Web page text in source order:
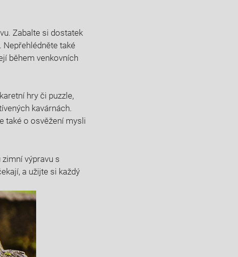
Zabalte si dostatek
také
během venkovních
hry či puzzle,
kavárnách.
také o osvěžení mysli
výpravu‌ s
a​ užijte si každý